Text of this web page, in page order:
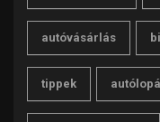
autóvásárlás
tippek